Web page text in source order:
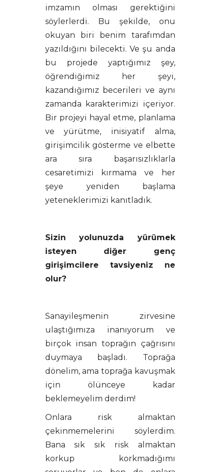
imzamın olması gerektiğini
söylerlerdi. Bu şekilde, onu
okuyan biri benim tarafımdan
yazıldığını bilecekti. Ve şu anda
bu projede yaptığımız şey,
öğrendiğimiz her şeyi,
kazandığımız becerileri ve aynı
zamanda karakterimizi içeriyor.
Bir projeyi hayal etme, planlama
ve yürütme, inisiyatif alma,
girişimcilik gösterme ve elbette
ara sıra başarısızlıklarla
cesaretimizi kırmama ve her
şeye yeniden başlama
yeteneklerimizi kanıtladık.
Sizin yolunuzda yürümek
isteyen diğer genç
girişimcilere tavsiyeniz ne
olur?
Sanayileşmenin zirvesine
ulaştığımıza inanıyorum ve
birçok insan toprağın çağrısını
duymaya başladı. Toprağa
dönelim, ama toprağa kavuşmak
için ölünceye kadar
beklemeyelim derdim!
Onlara risk almaktan
çekinmemelerini söylerdim.
Bana sık sık risk almaktan
korkup korkmadığımı